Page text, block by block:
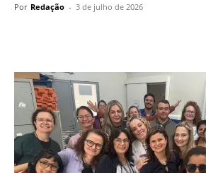
Por Redação - 3 de julho de 2026